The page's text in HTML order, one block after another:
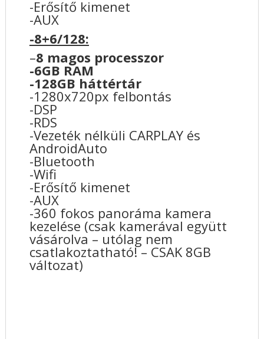
-Erősítő kimenet
-AUX
-8+6/128:
–8 magos processzor
-6GB RAM
-128GB háttértár
-1280x720px felbontás
-DSP
-RDS
-Vezeték nélküli CARPLAY és
AndroidAuto
-Bluetooth
-Wifi
-Erősítő kimenet
-AUX
-360 fokos panoráma kamera
kezelése (csak kamerával együtt
vásárolva – utólag nem
csatlakoztatható! – CSAK 8GB
változat)